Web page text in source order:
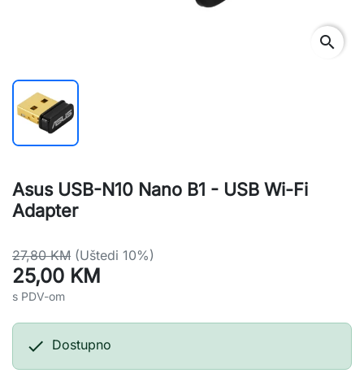
search
Asus USB-N10 Nano B1 - USB Wi-Fi
Adapter
27,80 KM (Uštedi 10%)
25,00 KM
s PDV-om
 Dostupno